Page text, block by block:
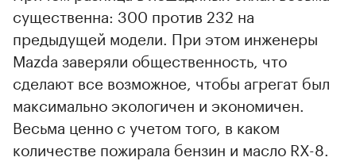
существенна: 300 против 232 на
предыдущей модели. При этом инженеры
Mazda заверяли общественность, что
сделают все возможное, чтобы агрегат был
максимально экологичен и экономичен.
Весьма ценно с учетом того, в каком
количестве пожирала бензин и масло RX-8.